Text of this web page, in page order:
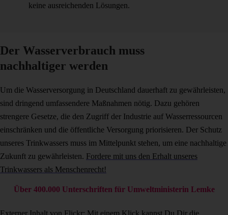
keine ausreichenden Lösungen.
Der Wasserverbrauch muss
nachhaltiger werden
Um die Wasserversorgung in Deutschland dauerhaft zu gewährleisten,
sind dringend umfassendere Maßnahmen nötig. Dazu gehören
strengere Gesetze, die den Zugriff der Industrie auf Wasserressourcen
einschränken und die öffentliche Versorgung priorisieren. Der Schutz
unseres Trinkwassers muss im Mittelpunkt stehen, um eine nachhaltige
Zukunft zu gewährleisten. Fordere mit uns den Erhalt unseres
Trinkwassers als Menschenrecht!
Über 400.000 Unterschriften für Umweltministerin Lemke
Externer Inhalt von Flickr: Mit einem Klick kannst Du Dir die